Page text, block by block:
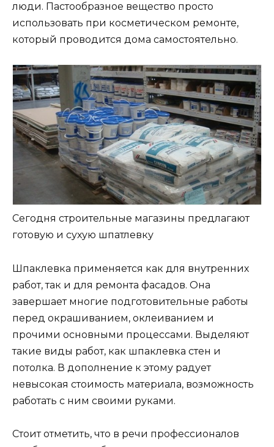
люди. Пастообразное вещество просто
использовать при косметическом ремонте,
который проводится дома самостоятельно.
Сегодня строительные магазины предлагают
готовую и сухую шпатлевку
Шпаклевка применяется как для внутренних
работ, так и для ремонта фасадов. Она
завершает многие подготовительные работы
перед окрашиванием, оклеиванием и
прочими основными процессами. Выделяют
такие виды работ, как шпаклевка стен и
потолка. В дополнение к этому радует
невысокая стоимость материала, возможность
работать с ним своими руками.
Стоит отметить, что в речи профессионалов